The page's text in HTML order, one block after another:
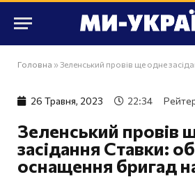
Головна » Зеленський провів ще одне засідання Ставки:
26 Травня, 2023 22:34
Зеленський провів
засідання Ставки:
оснащення бригад